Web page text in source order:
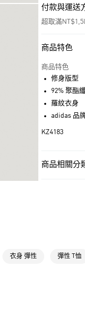
付款與運送
超取滿
付款方式
信用卡一次付
LINE Pay
商品特色
商品特色
修身版型
92% 聚酯
羅紋衣身
adidas 品
KZ4183
商品相關分
衣身 彈性 彈性 T恤